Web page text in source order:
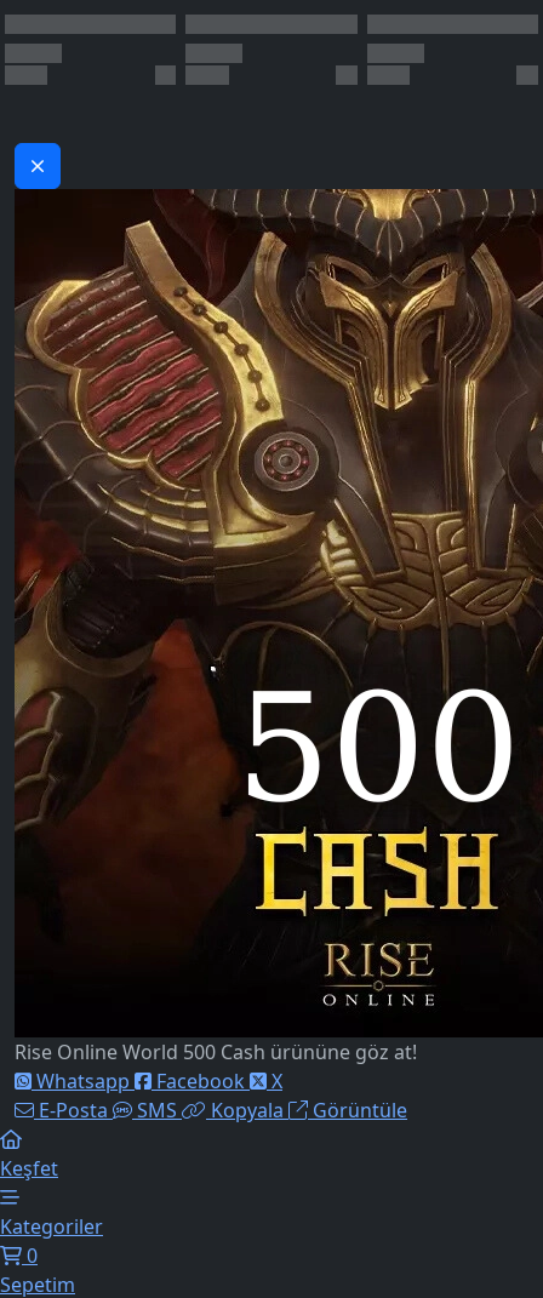
Rise Online World 500 Cash ürününe göz at!
Whatsapp
Facebook
X
E-Posta
SMS Kopyala Görüntüle
Keşfet
Kategoriler
0
Sepetim